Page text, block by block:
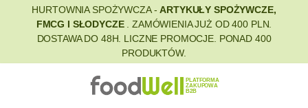
HURTOWNIA SPOŻYWCZA -ARTYKUŁY SPOŻYWCZE,
FMCG I SŁODYCZE
. ZAMÓWIENIA JUŻ OD 400 PLN.
DOSTAWA DO 48H. LICZNE PROMOCJE. PONAD 400
PRODUKTÓW.
PLATFORMA
ZAKUPOWA
B2B